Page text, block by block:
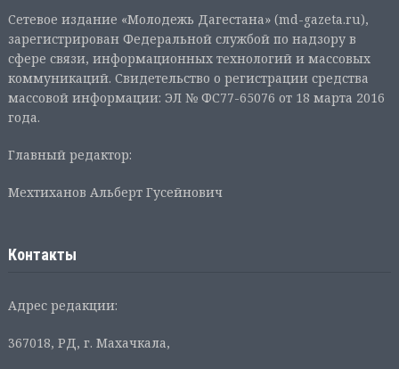
Сетевое издание «Молодежь Дагестана» (md-gazeta.ru),
зарегистрирован Федеральной службой по надзору в
сфере связи, информационных технологий и массовых
коммуникаций. Свидетельство о регистрации средства
массовой информации: ЭЛ № ФС77-65076 от 18 марта 2016
года.
Главный редактор:
Мехтиханов Альберт Гусейнович
Контакты
Адрес редакции:
367018, РД, г. Махачкала,